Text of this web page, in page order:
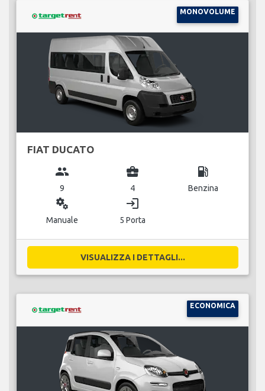
MONOVOLUME
FIAT DUCATO
group
9
business_center
4
local_gas_station
Benzina
miscellaneous_services
Manuale
login
5 Porta
VISUALIZZA I DETTAGLI...
ECONOMICA